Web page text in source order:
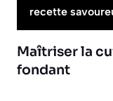
recette
Maîtriser la
fondant